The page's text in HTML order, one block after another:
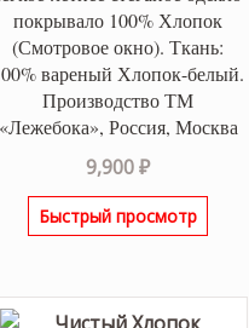
покрывало 100% Хлопок
(Смотровое окно). Ткань:
вареный Хлопок-белый.
Производство ТМ
«Лежебока», Россия, Москва
9,900₽
Быстрый просмотр